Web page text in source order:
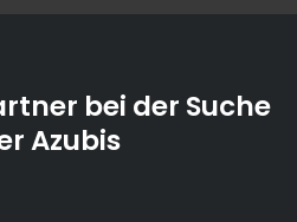
bei der Suche
Azubis